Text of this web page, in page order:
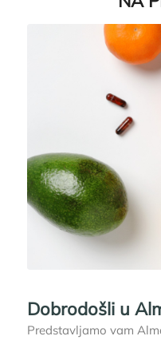
Dobrodošli u
Predstavljamo vam